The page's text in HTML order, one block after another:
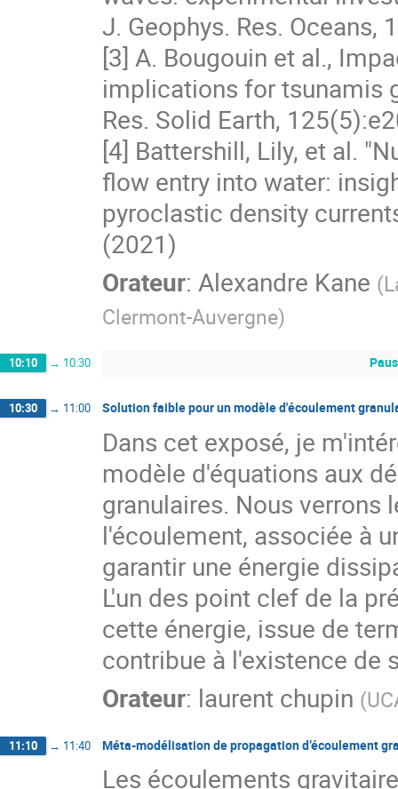
J. Geophys. Res.
[3] A. Bougouin et al.,
implications for tsunamis
Res. Solid Earth,
[4] Battershill, Lily, et al.
flow entry into water:
pyroclastic density
(2021)
Orateur: Alexandre Kane (
Clermont-Auvergne)
10:10 → 10:30
10:30 → 11:00 Solution faible pour un modèle d'écoulement
Dans cet exposé, je
modèle d'équations aux
granulaires. Nous verrons
l'écoulement, associée à
garantir une énergie
L'un des point clef de la
cette énergie, issue de
contribue à l'existence de
Orateur: laurent chupin (
11:10 → 11:40 Méta-modélisation de propagation d’écoulement
Les écoulements